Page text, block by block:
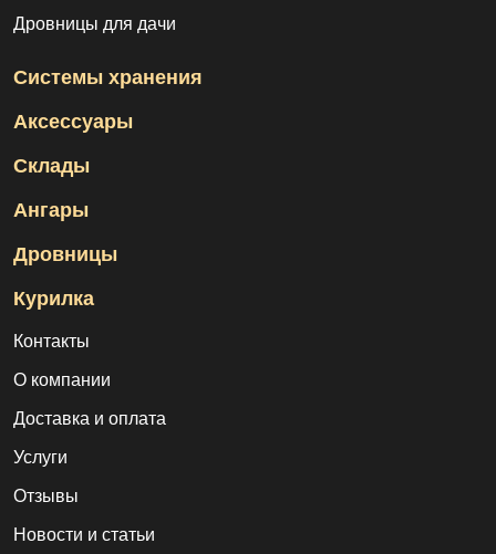
Дровницы для дачи
Системы хранения
Аксессуары
Склады
Ангары
Дровницы
Курилка
Контакты
О компании
Доставка и оплата
Услуги
Отзывы
Новости и статьи